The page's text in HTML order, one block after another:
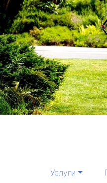
Услуги